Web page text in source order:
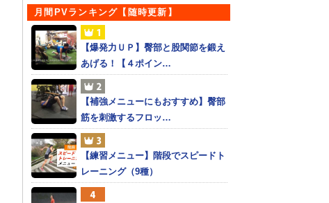
月間PVランキング【随時更新】
【爆発力ＵＰ】臀部と股関節を鍛え
あげる！【４ポイン…
【補強メニューにもおすすめ】臀部
筋を刺激するフロッ…
【練習メニュー】階段でスピードト
レーニング（9種）